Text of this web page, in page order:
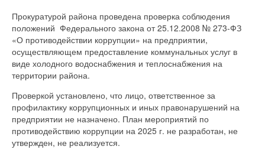
Прокуратурой района проведена проверка соблюдения
положений Федерального закона от 25.12.2008 № 273-ФЗ
«О противодействии коррупции» на предприятии,
осуществляющем предоставление коммунальных услуг в
виде холодного водоснабжения и теплоснабжения на
территории района.
Проверкой установлено, что лицо, ответственное за
профилактику коррупционных и иных правонарушений на
предприятии не назначено. План мероприятий по
противодействию коррупции на 2025 г. не разработан, не
утвержден, не реализуется.